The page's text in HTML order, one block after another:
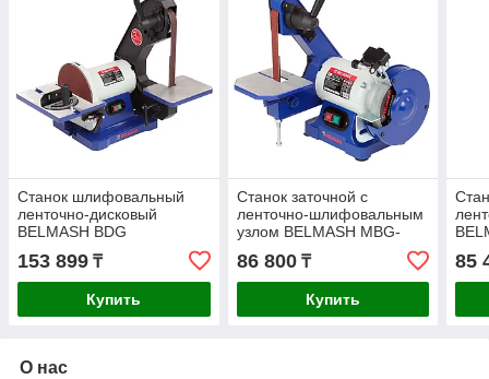
Станок шлифовальный
ленточно-дисковый
BELMASH BDG
25/200PRO S279A
153 899 ₸
Купить
Станок заточной с
ленточно-шлифовальным
узлом BELMASH MBG-
86 800₸
Купить
85
О нас